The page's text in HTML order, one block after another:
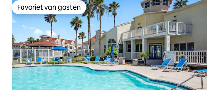
Favoriet van gasten
Favoriet van gasten